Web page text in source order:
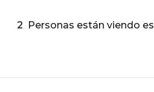
2 Personas están viendo